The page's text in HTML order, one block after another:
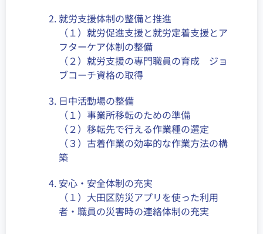
就労支援体制の整備と推進
（１）就労促進支援と就労定着支援とア
フターケア体制の整備
（２）就労支援の専門職員の育成 ジョ
ブコーチ資格の取得
日中活動場の整備
（１）事業所移転のための準備
（２）移転先で行える作業種の選定
（３）古着作業の効率的な作業方法の構
築
安心・安全体制の充実
（１）大田区防災アプリを使った利用
者・職員の災害時の連絡体制の充実